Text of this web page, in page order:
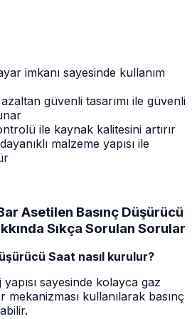
imkanı sayesinde kullanım
azaltan güvenli tasarımı ile güvenli
ile kaynak kalitesini artırır
malzeme yapısı ile
Asetilen Basınç Düşürücü
Sıkça Sorulan Sorular
Saat nasıl kurulur?
sayesinde kolayca gaz
mekanizması kullanılarak basınç